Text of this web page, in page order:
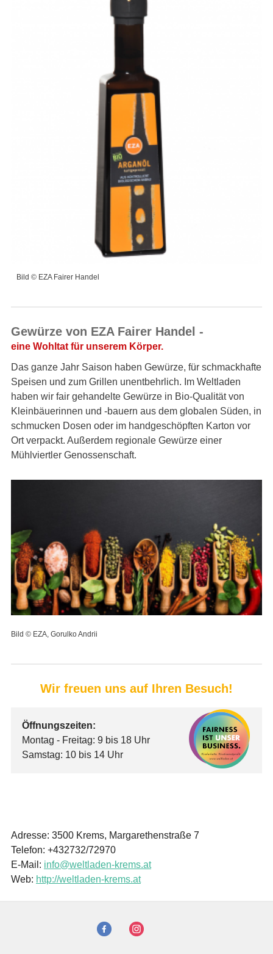
Bild © EZA Fairer Handel
Gewürze von EZA Fairer Handel -
eine Wohltat für unserem Körper.
Das ganze Jahr Saison haben Gewürze, für schmackhafte
Speisen und zum Grillen unentbehrlich. Im Weltladen
haben wir fair gehandelte Gewürze in Bio-Qualität von
Kleinbäuerinnen und -bauern aus dem globalen Süden, in
schmucken Dosen oder im handgeschöpften Karton vor
Ort verpackt. Außerdem regionale Gewürze einer
Mühlviertler Genossenschaft.
Bild © EZA, Gorulko Andrii
Wir freuen uns auf Ihren Besuch!
Öffnungszeiten:
Montag - Freitag: 9 bis 18 Uhr
Samstag: 10 bis 14 Uhr
Adresse: 3500 Krems, Margarethenstraße 7
Telefon: +432732/72970
E-Mail: info@weltladen-krems.at
Web: http://weltladen-krems.at